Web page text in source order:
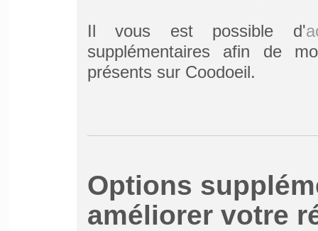
Il vous est possible d'
supplémentaires afin de
présents sur Coodoeil.
Options
améliorer votre